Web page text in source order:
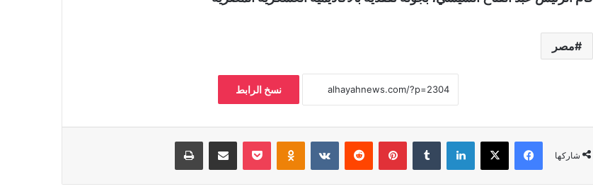
مصر
نسخ الرابط
شاركها
فيسبوك لينكدإن بينتيريست بوكيت